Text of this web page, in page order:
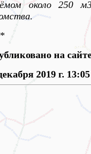
около 250
на
2019 г. 13:05